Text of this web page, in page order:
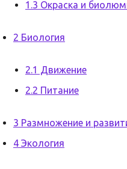
1.3 Окраска и
2 Биология
2.1 Движение
2.2 Питание
3 Размножение и
4 Экология